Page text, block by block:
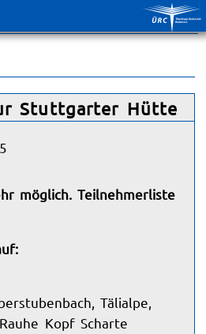
Stuttgarter Hütte
möglich. Teilnehmerliste
Tälialpe,
Kopf Scharte